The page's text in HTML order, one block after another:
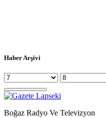
Haber Arşivi
Boğaz Radyo Ve Televizyon